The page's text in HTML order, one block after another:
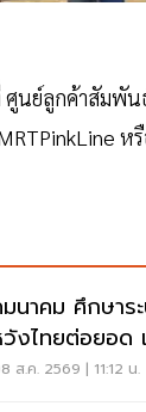
นย์ลูกค้าสัมพั
ห
นาคม ศึกษาร
งไทยต่อยอด
ม์ แก้รถติด
ส.ค. 2569 | 11:12 น.